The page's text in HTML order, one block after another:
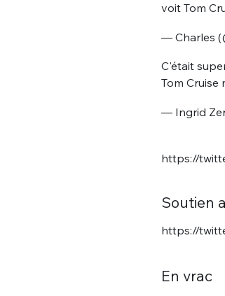
voit Tom
— Charles
C'était
Tom
— Ingrid
https://
Soutien
https://
En vrac
Que